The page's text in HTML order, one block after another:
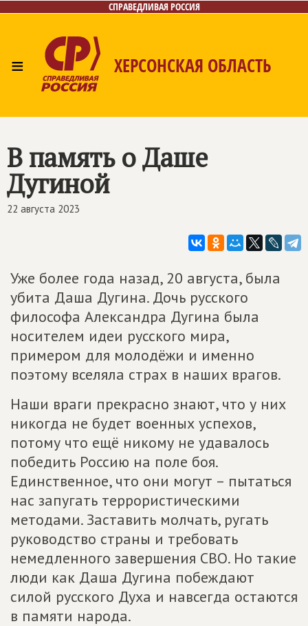
СПРАВЕДЛИВАЯ РОССИЯ
≡ ХЕРСОНСКАЯ ОБЛАСТЬ
В память о Даше
Дугиной
22 августа 2023
Уже более года назад, 20 августа, была
убита Даша Дугина. Дочь русского
философа Александра Дугина была
носителем идеи русского мира,
примером для молодёжи и именно
поэтому вселяла страх в наших врагов.
Наши враги прекрасно знают, что у них
никогда не будет военных успехов,
потому что ещё никому не удавалось
победить Россию на поле боя.
Единственное, что они могут – пытаться
нас запугать террористическими
методами. Заставить молчать, ругать
руководство страны и требовать
немедленного завершения СВО. Но такие
люди как Даша Дугина побеждают
силой русского Духа и навсегда остаются
в памяти народа.